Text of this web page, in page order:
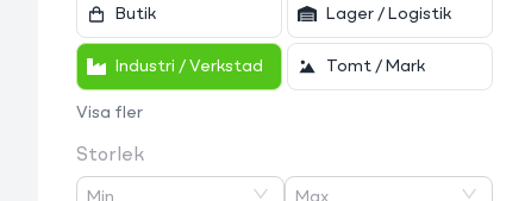
Butik Lager / Logistik
Industri / Verkstad Tomt / Mark
Visa fler
Storlek
Min Max